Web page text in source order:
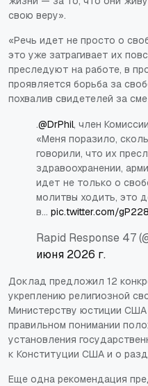
свою веру».
«Речь идет не просто о
это уже затрагивает их
преследуют на работе, в
проявляется борьба за
похвалив свидетелей за
.@DrPhil, член
«Меня поразило,
говорили, что их
здравоохранении,
идет не только о
молитвы ходить, это
в… pic.twitter.com/
Rapid Response 47
июня 2026 г.
Доклад предложил 12
укреплению религиозной
Министерству юстиции США
правильном понимании
установления
к Конституции США и о
Еще одна рекомендация